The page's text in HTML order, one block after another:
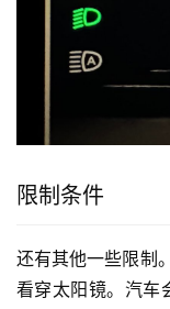
限制条件
还有其他一些限制
看穿太阳镜。汽车